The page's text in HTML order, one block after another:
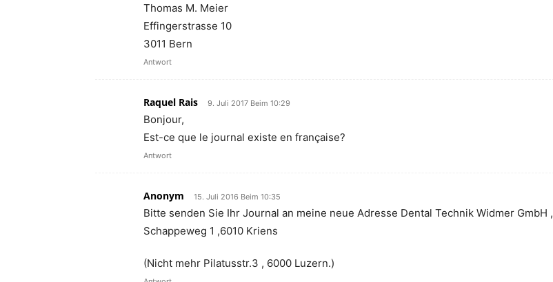
Thomas M. Meier
Effingerstrasse 10
3011 Bern
Antwort
Raquel Rais 9. Juli 2017 Beim 10:29
Bonjour,
Est-ce que le journal existe en française?
Antwort
Anonym 15. Juli 2016 Beim 10:35
Bitte senden Sie Ihr Journal an meine neue Adresse Dental Technik Widmer GmbH ,
Schappeweg 1 ,6010 Kriens
(Nicht mehr Pilatusstr.3 , 6000 Luzern.)